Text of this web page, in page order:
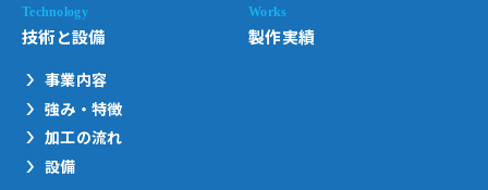
技術と設備
事業内容
強み・特徴
加工の流れ
設備
製作実績